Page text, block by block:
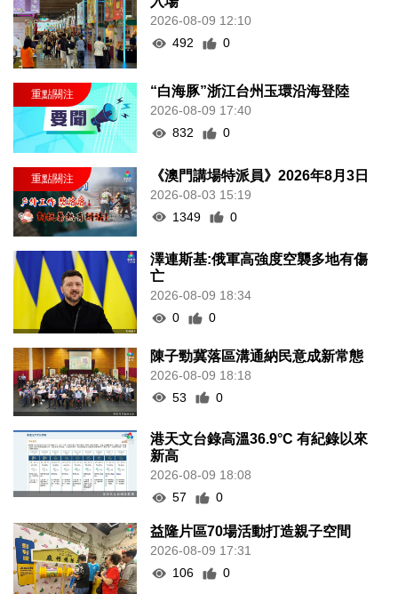
2026-08-09 12:10
492
0
“白海豚”浙江台州玉環沿海登陸
2026-08-09 17:40
832
0
《澳門講場特派員》2026年8月3日
2026-08-03 15:19
1349
0
澤連斯基:俄軍高強度空襲多地有傷
亡
2026-08-09 18:34
0
0
陳子勁冀落區溝通納民意成新常態
2026-08-09 18:18
53
0
港天文台錄高溫36.9°C 有紀錄以來
新高
2026-08-09 18:08
57
0
益隆片區70場活動打造親子空間
2026-08-09 17:31
106
0